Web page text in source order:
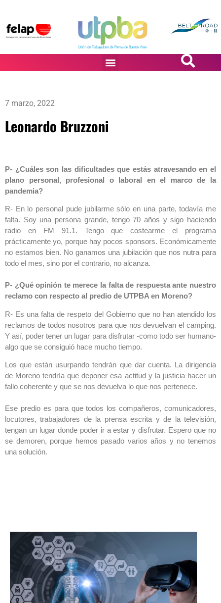
7 marzo, 2022
Leonardo Bruzzoni
P- ¿Cuáles son las dificultades que estás atravesando en el
plano personal, profesional o laboral en el marco de la
pandemia?
R- En lo personal pude jubilarme sólo en una parte, todavía me
falta. Soy una persona grande, tengo 70 años y sigo haciendo
radio en FM 91.1. Tengo que costearme el programa
prácticamente yo, porque hay pocos sponsors. Económicamente
no estamos bien. No ganamos una jubilación que nos nutra para
todo el mes, sino por el contrario, no alcanza.
P- ¿Qué opinión te merece la falta de respuesta ante nuestro
reclamo con respecto al predio de UTPBA en Moreno?
R- Es una falta de respeto del Gobierno que no han atendido los
reclamos de todos nosotros para que nos devuelvan el camping.
Y así, poder tener un lugar para disfrutar -como todo ser humano-
algo que se consiguió hace mucho tiempo.
Los que están usurpando tendrán que dar cuenta. La dirigencia
de Moreno tendría que deponer esa actitud y la justicia hacer un
fallo coherente y que se nos devuelva lo que nos pertenece.
Ese predio es para que todos los compañeros, comunicadores,
locutores, trabajadores de la prensa escrita y de la televisión,
tengan un lugar donde poder ir a estar y disfrutar. Espero que no
se demoren, porque hemos pasado varios años y no tenemos
una solución.